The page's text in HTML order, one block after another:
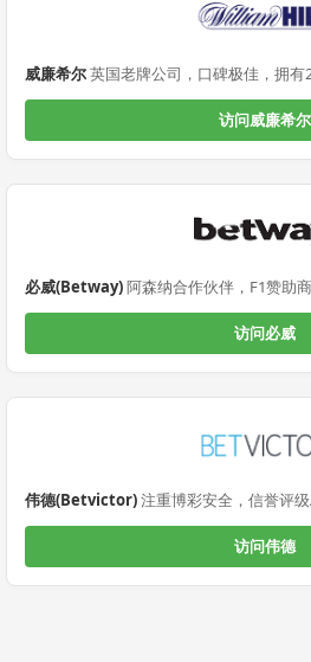
威廉希尔英国老牌公司，口碑极佳，拥有
访问威廉希尔
必威(Betway)阿森纳合作伙伴，F1赞助商
访问必威
伟德(Betvictor)注重博彩安全，信誉评级
访问伟德